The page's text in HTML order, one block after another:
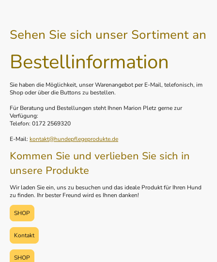
Sehen Sie sich unser Sortiment an
Bestellinformation
Sie haben die Möglichkeit, unser Warenangebot per E-Mail, telefonisch, im
Shop oder über die Buttons zu bestellen.
Für Beratung und Bestellungen steht Ihnen Marion Pletz gerne zur
Verfügung:
Telefon: 0172 2569320
E-Mail: kontakt@hundepflegeprodukte.de
Kommen Sie und verlieben Sie sich in
unsere Produkte
Wir laden Sie ein, uns zu besuchen und das ideale Produkt für Ihren Hund
zu finden. Ihr bester Freund wird es Ihnen danken!
SHOP
Kontakt
SHOP